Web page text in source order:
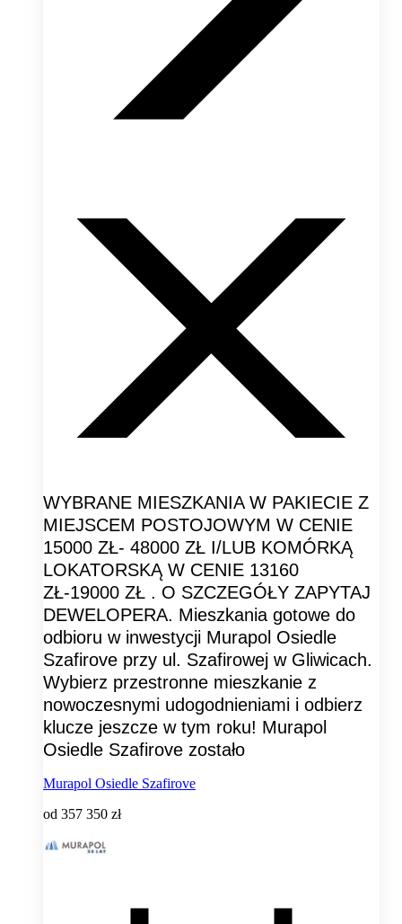
WYBRANE MIESZKANIA W PAKIECIE Z
MIEJSCEM POSTOJOWYM W CENIE
15000 ZŁ- 48000 ZŁ I/LUB KOMÓRKĄ
LOKATORSKĄ W CENIE 13160
ZŁ-19000 ZŁ . O SZCZEGÓŁY ZAPYTAJ
DEWELOPERA. Mieszkania gotowe do
odbioru w inwestycji Murapol Osiedle
Szafirove przy ul. Szafirowej w Gliwicach.
Wybierz przestronne mieszkanie z
nowoczesnymi udogodnieniami i odbierz
klucze jeszcze w tym roku! Murapol
Osiedle Szafirove zostało
Murapol Osiedle Szafirove
od 357 350 zł